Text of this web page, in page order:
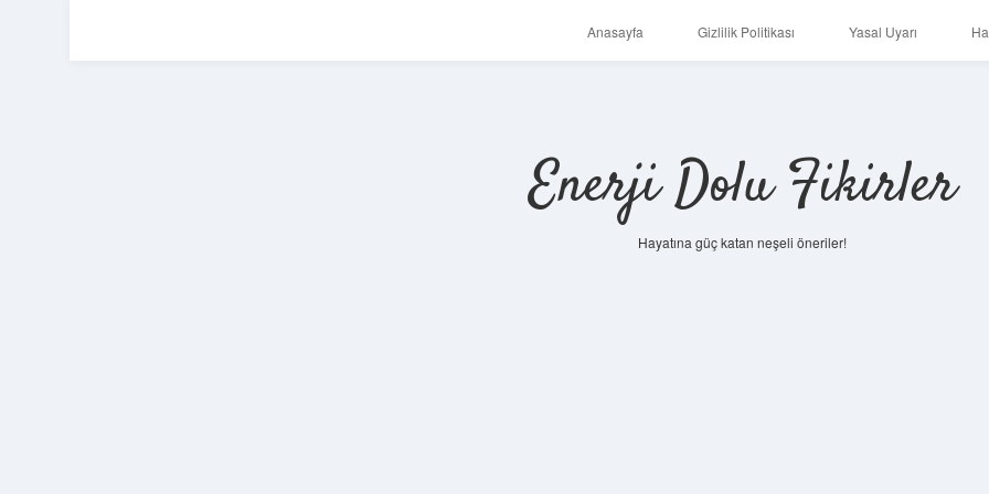
Anasayfa Gizlilik Politikası Yasal Uyarı
Enerji Dolu Fikirler
Hayatına güç katan neşeli öneriler!